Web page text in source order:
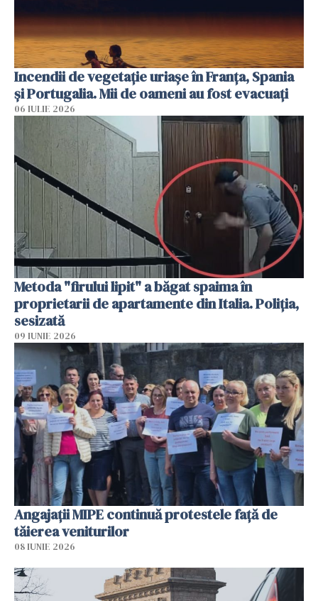
Incendii de vegetație uriașe în Franța, Spania
și Portugalia. Mii de oameni au fost evacuați
06 IULIE 2026
Metoda "firului lipit" a băgat spaima în
proprietarii de apartamente din Italia. Poliția,
sesizată
09 IUNIE 2026
Angajaţii MIPE continuă protestele faţă de
tăierea veniturilor
08 IUNIE 2026